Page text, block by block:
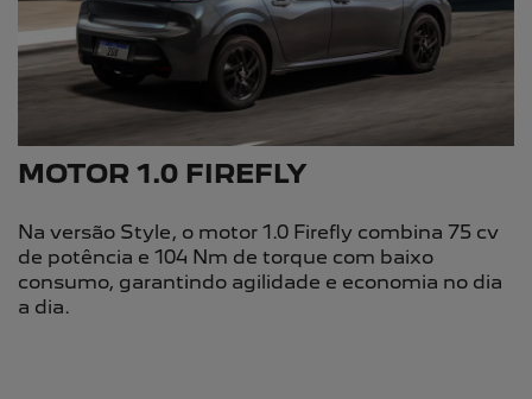
MOTOR 1.0 FIREFLY
Na versão Style, o motor 1.0 Firefly combina 75 cv
de potência e 104 Nm de torque com baixo
consumo, garantindo agilidade e economia no dia
a dia.